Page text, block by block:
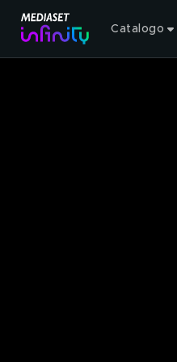
Catalogo